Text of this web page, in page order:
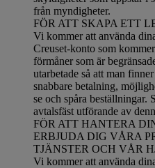
från myndigheter.
FÖR ATT SKAPA ETT
Vi kommer att använda
Creuset-konto som
förmåner som är
utarbetade så att man
snabbare betalning,
se och spåra beställningar.
avtalsfäst utförande av
FÖR ATT HANTERA
ERBJUDA DIG VÅRA
TJÄNSTER OCH VÅR
Vi kommer att använda